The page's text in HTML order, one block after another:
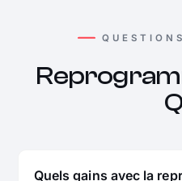
Quels gains avec la